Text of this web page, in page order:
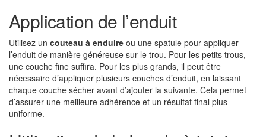
Application de l’enduit
Utilisez un couteau à enduire ou une spatule pour appliquer
l’enduit de manière généreuse sur le trou. Pour les petits trous,
une couche fine suffira. Pour les plus grands, il peut être
nécessaire d’appliquer plusieurs couches d’enduit, en laissant
chaque couche sécher avant d’ajouter la suivante. Cela permet
d’assurer une meilleure adhérence et un résultat final plus
uniforme.